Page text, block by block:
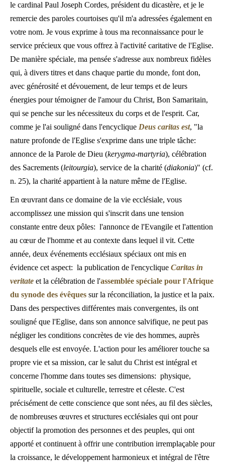
le cardinal Paul Joseph Cordes, président du dicastère, et je le
remercie des paroles courtoises qu'il m'a adressées également en
votre nom. Je vous exprime à tous ma reconnaissance pour le
service précieux que vous offrez à l'activité caritative de l'Eglise.
De manière spéciale, ma pensée s'adresse aux nombreux fidèles
qui, à divers titres et dans chaque partie du monde, font don,
avec générosité et dévouement, de leur temps et de leurs
énergies pour témoigner de l'amour du Christ, Bon Samaritain,
qui se penche sur les nécessiteux du corps et de l'esprit. Car,
comme je l'ai souligné dans l'encyclique Deus caritas est, "la
nature profonde de l'Eglise s'exprime dans une triple tâche:
annonce de la Parole de Dieu (kerygma-martyria), célébration
des Sacrements (leitourgia), service de la charité (diakonia)" (cf.
n. 25), la charité appartient à la nature même de l'Eglise.
En œuvrant dans ce domaine de la vie ecclésiale, vous
accomplissez une mission qui s'inscrit dans une tension
constante entre deux pôles: l'annonce de l'Evangile et l'attention
au cœur de l'homme et au contexte dans lequel il vit. Cette
année, deux événements ecclésiaux spéciaux ont mis en
évidence cet aspect: la publication de l'encyclique Caritas in
veritate et la célébration de l'assemblée spéciale pour l'Afrique
du synode des évêques sur la réconciliation, la justice et la paix.
Dans des perspectives différentes mais convergentes, ils ont
souligné que l'Eglise, dans son annonce salvifique, ne peut pas
négliger les conditions concrètes de vie des hommes, auprès
desquels elle est envoyée. L'action pour les améliorer touche sa
propre vie et sa mission, car le salut du Christ est intégral et
concerne l'homme dans toutes ses dimensions: physique,
spirituelle, sociale et culturelle, terrestre et céleste. C'est
précisément de cette conscience que sont nées, au fil des siècles,
de nombreuses œuvres et structures ecclésiales qui ont pour
objectif la promotion des personnes et des peuples, qui ont
apporté et continuent à offrir une contribution irremplaçable pour
la croissance, le développement harmonieux et intégral de l'être